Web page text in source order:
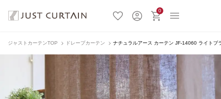
0
ジャストカーテンTOP ドレープカーテン ナチュラルアース カーテン JF-14060 ライトブ